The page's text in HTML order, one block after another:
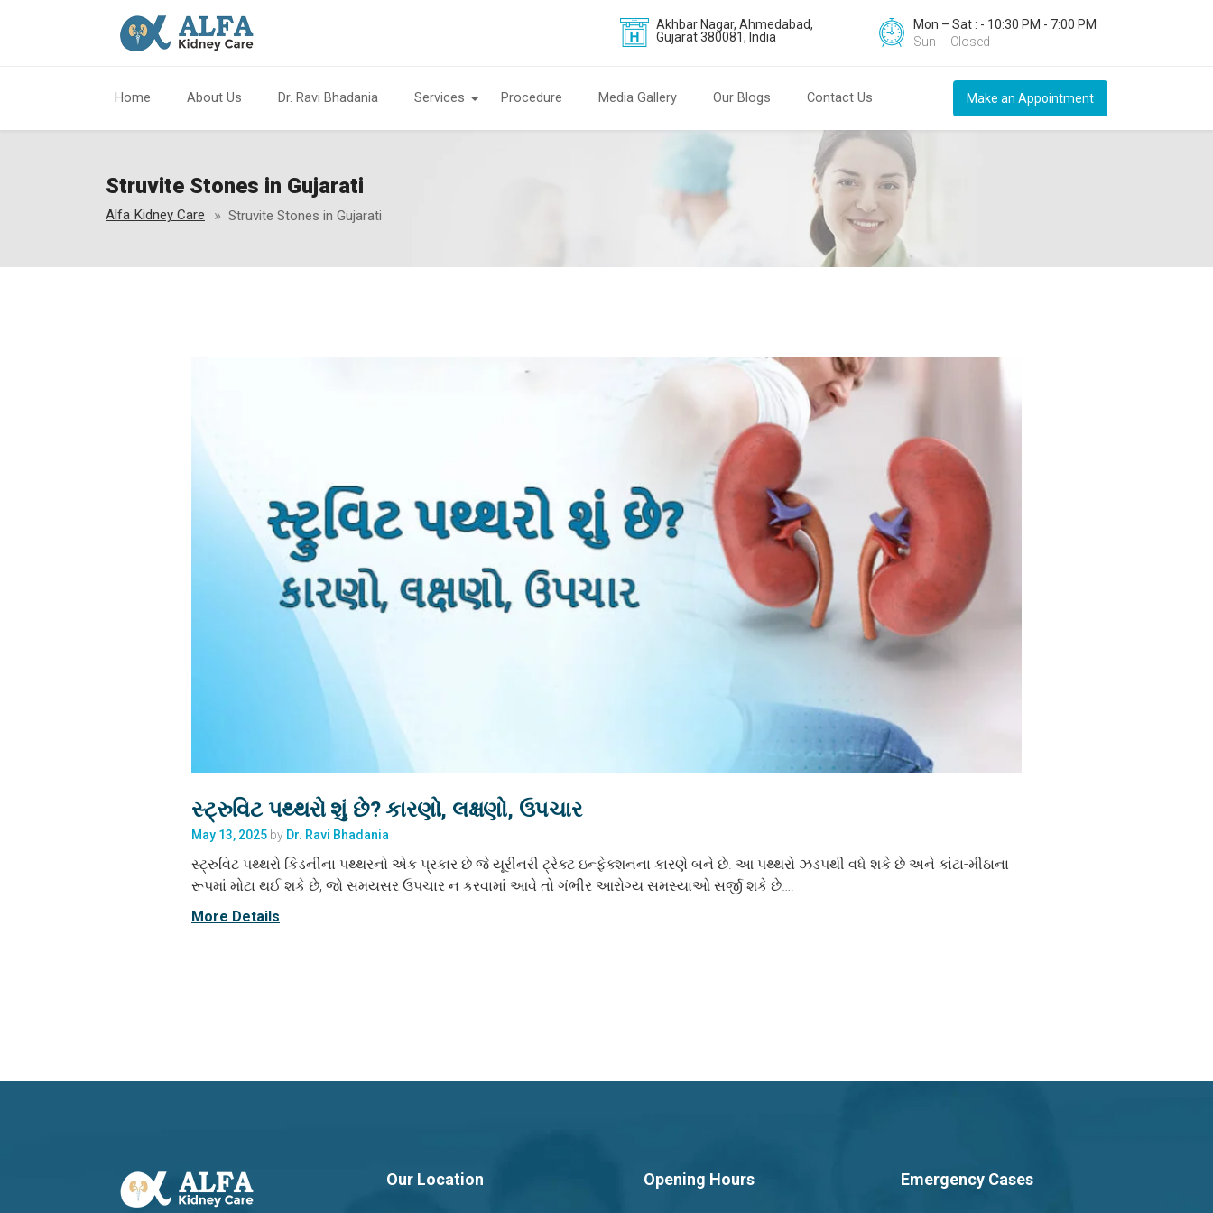
Akhbar Nagar, Ahmedabad,
Gujarat 380081, India
Mon – Sat : - 10:30 PM - 7:00 PM
Sun : - Closed
Home About Us Dr. Ravi Bhadania Services Procedure Media Gallery Our Blogs Contact Us Make an Appointment
Struvite Stones in Gujarati
Alfa Kidney Care Struvite Stones in Gujarati
સ્ટ્રુવિટ પથ્થરો શું છે? કારણો, લક્ષણો, ઉપચાર
May 13, 2025 by Dr. Ravi Bhadania
સ્ટ્રુવિટ પથ્થરો કિડનીના પથ્થરનો એક પ્રકાર છે જે યૂરીનરી ટ્રેક્ટ ઇન્ફેક્શનના કારણે બને છે. આ પથ્થરો ઝડપથી વધે શકે છે અને કાંટા-મીઠાના
રૂપમાં મોટા થઈ શકે છે, જો સમયસર ઉપચાર ન કરવામાં આવે તો ગંભીર આરોગ્ય સમસ્યાઓ સર્જી શકે છે….
More Details
Typically replies in a few hours
Our Location Opening Hours Emergency Cases